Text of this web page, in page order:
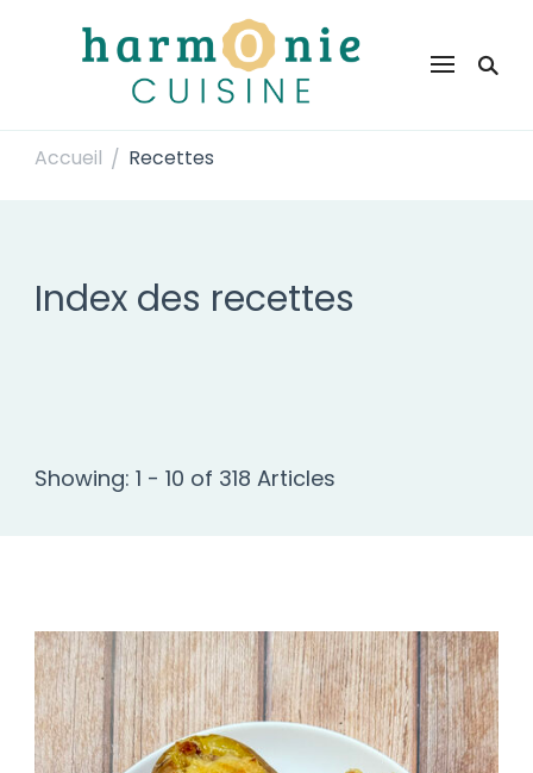
Harmonie Cuisine
Accueil / Recettes
Index des recettes
Showing: 1 - 10 of 318 Articles